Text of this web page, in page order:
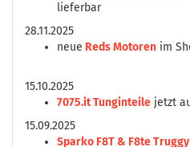
lieferbar
28.11.2025
neue Reds Motoren im
15.10.2025
7075.it Tunginteile jetzt
15.09.2025
Sparko F8T & F8te